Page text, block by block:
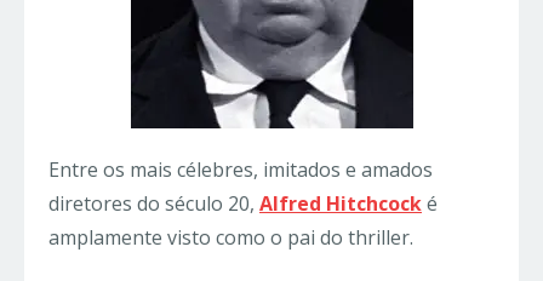
Entre os mais célebres, imitados e amados
diretores do século 20, Alfred Hitchcocké
amplamente visto como o pai do thriller.